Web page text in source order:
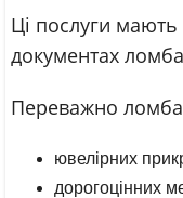
Ці послуги мають
документах
Переважно
ювелірних
дорогоцінних